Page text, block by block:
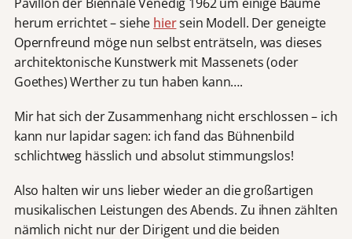
herum errichtet – siehe hiersein Modell. Der geneigte
Opernfreund möge nun selbst enträtseln, was dieses
architektonische Kunstwerk mit Massenets (oder
Goethes) Werther zu tun haben kann….
Mir hat sich der Zusammenhang nicht erschlossen – ich
kann nur lapidar sagen: ich fand das Bühnenbild
schlichtweg hässlich und absolut stimmungslos!
Also halten wir uns lieber wieder an die großartigen
musikalischen Leistungen des Abends. Zu ihnen zählten
nämlich nicht nur der Dirigent und die beiden